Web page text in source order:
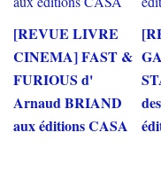
[REVUE LIVRE
CINEMA] FAST &
FURIOUS d'
Arnaud BRIAND
aux éditions CASA